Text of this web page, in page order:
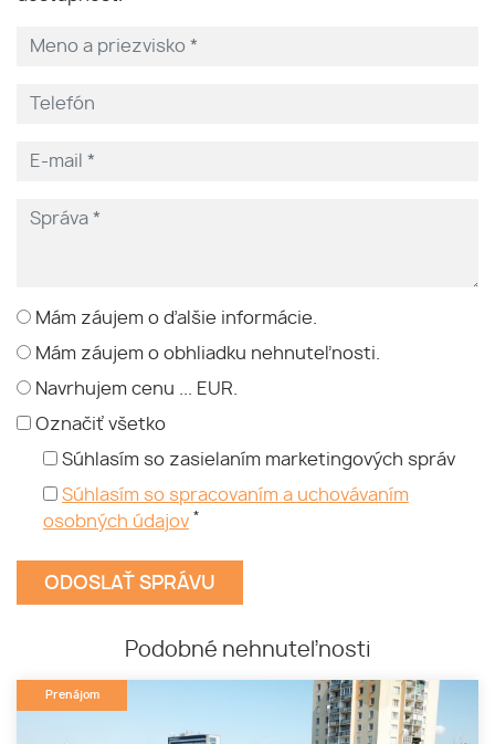
Mám záujem o ďalšie informácie.
Mám záujem o obhliadku nehnuteľnosti.
Navrhujem cenu ... EUR.
Označiť všetko
Súhlasím so zasielaním marketingových správ
Súhlasím so spracovaním a uchovávaním
osobných údajov *
Podobné nehnuteľnosti
Prenájom